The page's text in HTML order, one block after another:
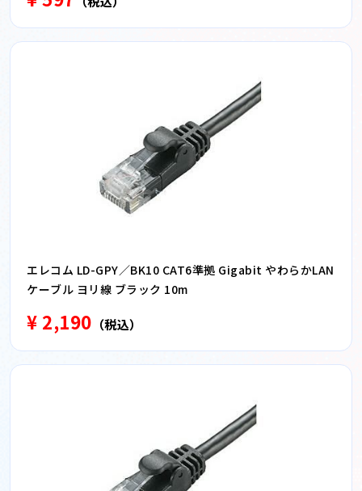
エレコム LD-GPY／BK10 CAT6準拠 Gigabit やわらかLAN
ケーブル ヨリ線 ブラック 10m
¥ 2,190 （税込）